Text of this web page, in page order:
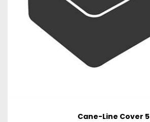
Cane-Line Cover 5